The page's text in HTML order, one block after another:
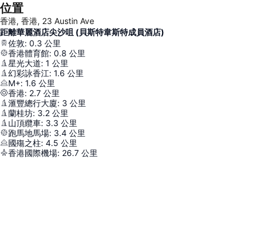
位置
香港, 香港, 23 Austin Ave
距離華麗酒店尖沙咀 (貝斯特韋斯特成員酒店)
佐敦: 0.3 公里
香港體育館: 0.8 公里
星光大道: 1 公里
幻彩詠香江: 1.6 公里
M+: 1.6 公里
香港: 2.7 公里
滙豐總行大廈: 3 公里
蘭桂坊: 3.2 公里
山頂纜車: 3.3 公里
跑馬地馬場: 3.4 公里
國殤之柱: 4.5 公里
香港國際機場: 26.7 公里